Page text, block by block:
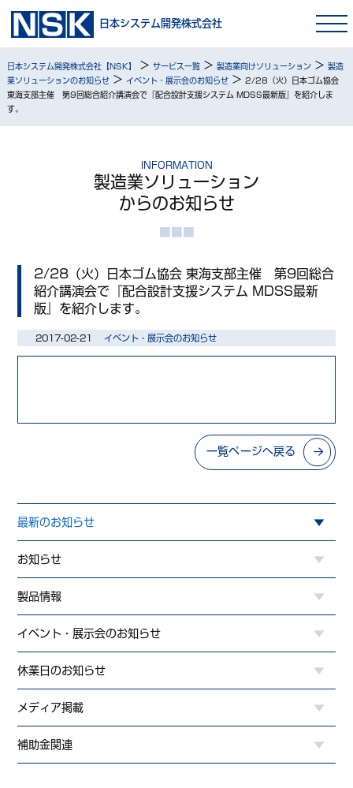
日本システム開発株式会社
日本システム開発株式会社【NSK】 > サービス一覧> 製造業向けソリューション> 製造
業ソリューションのお知らせ> イベント・展示会のお知らせ> 2/28（火）日本ゴム協会
東海支部主催 第9回総合紹介講演会で『配合設計支援システム MDSS最新版』を紹介しま
す。
INFORMATION
製造業ソリューション
からのお知らせ
最新のお知らせ
お知らせ
製品情報
イベント・展示会のお知らせ
休業日のお知らせ
メディア掲載
補助金関連
2/28（火）日本ゴム協会 東海支部主催 第9回総合
紹介講演会で『配合設計支援システム MDSS最新
版』を紹介します。
2017-02-21 イベント・展示会のお知らせ
一覧ページへ戻る